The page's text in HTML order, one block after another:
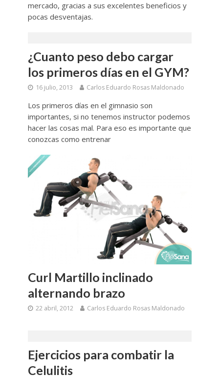
mercado, gracias a sus excelentes beneficios y
pocas desventajas.
¿Cuanto peso debo cargar
los primeros días en el GYM?
16 julio, 2013 Carlos Eduardo Rosas Maldonado
Los primeros días en el gimnasio son
importantes, si no tenemos instructor podemos
hacer las cosas mal. Para eso es importante que
conozcas como entrenar
Curl Martillo inclinado
alternando brazo
22 abril, 2012 Carlos Eduardo Rosas Maldonado
Ejercicios para combatir la
Celulitis